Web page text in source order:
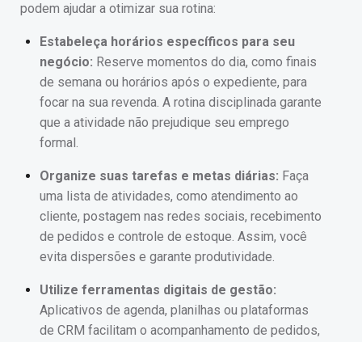
podem ajudar a otimizar sua rotina:
Estabeleça horários específicos para seu
negócio: Reserve momentos do dia, como finais
de semana ou horários após o expediente, para
focar na sua revenda. A rotina disciplinada garante
que a atividade não prejudique seu emprego
formal.
Organize suas tarefas e metas diárias: Faça
uma lista de atividades, como atendimento ao
cliente, postagem nas redes sociais, recebimento
de pedidos e controle de estoque. Assim, você
evita dispersões e garante produtividade.
Utilize ferramentas digitais de gestão:
Aplicativos de agenda, planilhas ou plataformas
de CRM facilitam o acompanhamento de pedidos,